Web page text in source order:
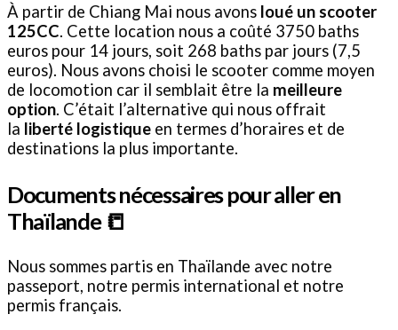
À partir de Chiang Mai nous avons loué un scooter
125CC. Cette location nous a coûté 3750 baths
euros pour 14 jours, soit 268 baths par jours (7,5
euros). Nous avons choisi le scooter comme moyen
de locomotion car il semblait être la meilleure
option. C’était l’alternative qui nous offrait
la liberté logistique en termes d’horaires et de
destinations la plus importante.
Documents nécessaires pour aller en
Thaïlande📒
Nous sommes partis en Thaïlande avec notre
passeport, notre permis international et notre
permis français.